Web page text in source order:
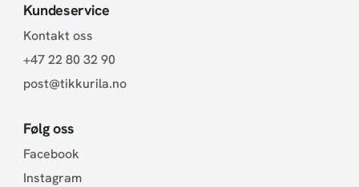
Kundeservice
Kontakt oss
+47 22 80 32 90
post@tikkurila.no
Følg oss
Facebook
Instagram